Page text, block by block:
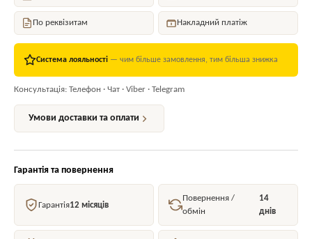
По реквізитам Накладний платіж
Система лояльності — чим більше замовлення, тим більша знижка
Консультація: Телефон · Чат · Viber · Telegram
Умови доставки та оплати
Гарантія та повернення
Гарантія12 місяців
Повернення /
обмін
14
днів